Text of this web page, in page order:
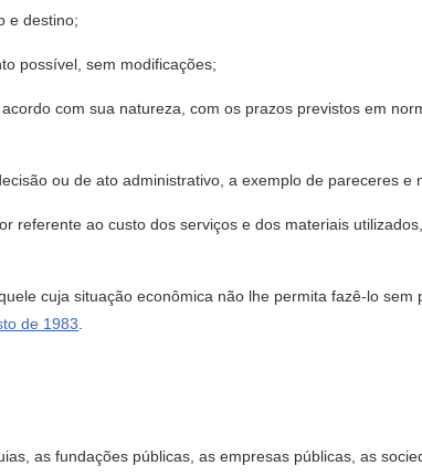
e destino;
possível, sem modificações;
com sua natureza, com os prazos previstos em
ou de ato administrativo, a exemplo de pareceres e
referente ao custo dos serviços e dos materiais
cuja situação econômica não lhe permita fazê-lo sem
de 1983
as fundações públicas, as empresas públicas, as